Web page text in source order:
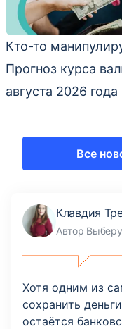
Кто-то
Прогноз курса
августа 2026 года
Все
Клавдия
Автор
Хотя одним из
сохранить
остаётся